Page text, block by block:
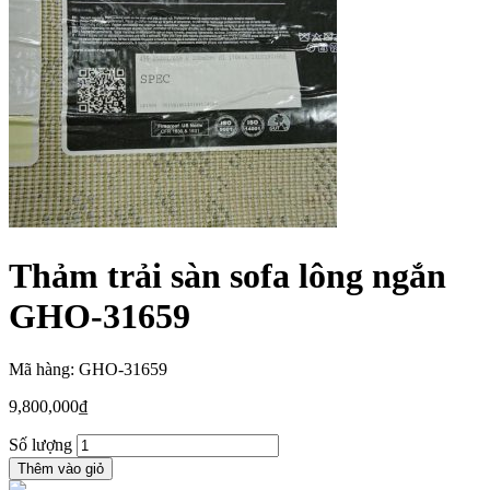
Thảm trải sàn sofa lông ngắn
GHO-31659
Mã hàng: GHO-31659
9,800,000₫
Số lượng
Thêm vào giỏ